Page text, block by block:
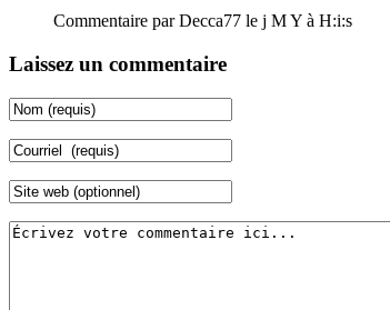
Commentaire par Decca77 le j M Y à H:i:s
Laissez un commentaire